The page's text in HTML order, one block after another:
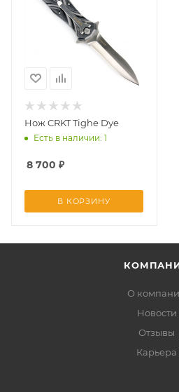
Нож CRKT Tighe Dye
Есть в наличии: 1
8 700 ₽
В КОРЗИНУ
О
Новости
Отзывы
Карьера